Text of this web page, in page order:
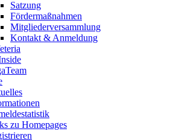
Satzung
Fördermaßnahmen
Mitgliederversammlung
Kontakt & Anmeldung
zu Homepages